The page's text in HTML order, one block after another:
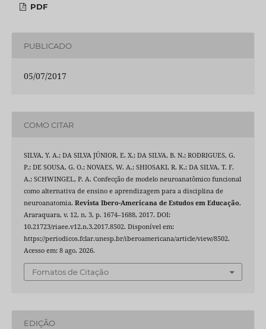
PDF
PUBLICADO
05/07/2017
COMO CITAR
SILVA, Y. A.; DA SILVA JÚNIOR, E. X.; DA SILVA, B. N.; RODRIGUES, G.
P.; DE SOUSA, G. O.; NOVAES, W. A.; SHIOSAKI, R. K.; DA SILVA, T. F.
A.; SCHWINGEL, P. A. Confecção de modelo neuroanatômico funcional
como alternativa de ensino e aprendizagem para a disciplina de
neuroanatomia. Revista Ibero-Americana de Estudos em Educação,
Araraquara, v. 12, n. 3, p. 1674–1688, 2017. DOI:
10.21723/riaee.v12.n.3.2017.8502. Disponível em:
https://periodicos.fclar.unesp.br/iberoamericana/article/view/8502.
Acesso em: 8 ago. 2026.
Fomatos de Citação
EDIÇÃO